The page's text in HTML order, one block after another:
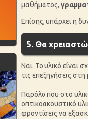
μαθήματος,
Επίσης, υπάρχει η
5. Θα
Ναι. Το υλικό είναι
τις επεξηγήσεις
Παρόλο που στο
οπτικοακουστικό
φροντίσεις να